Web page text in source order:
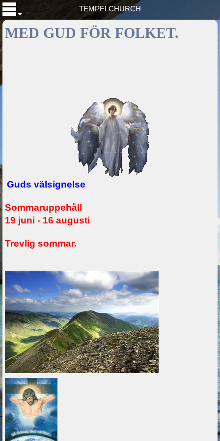
TEMPELCHURCH
MED GUD FÖR FOLKET.
Guds välsignelse
Sommaruppehåll
19 juni - 16 augusti
Trevlig sommar.